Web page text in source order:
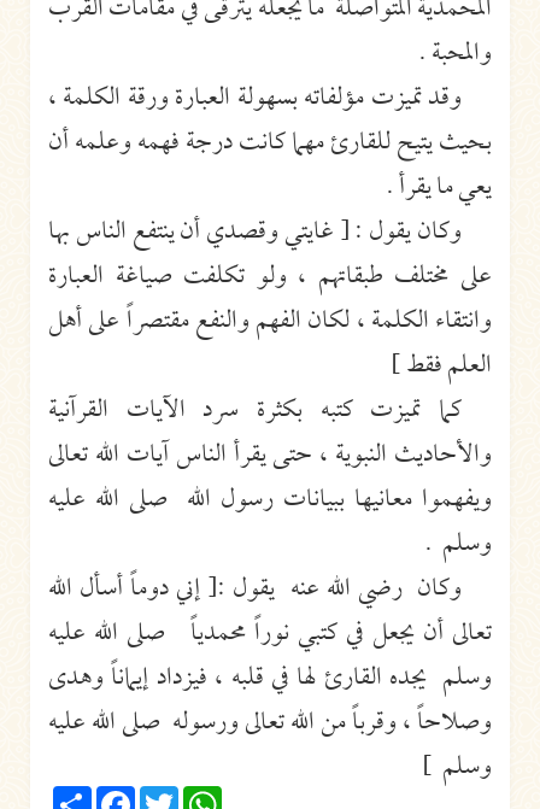
والمحبة .
وقد تميزت مؤلفاته بسهولة العبارة ورقة الكلمة ،
بحيث يتيح للقارئ مهما كانت درجة فهمه وعلمه أن
يعي ما يقرأ .
وكان يقول : [ غايتي وقصدي أن ينتفع الناس بها
على مختلف طبقاتهم ، ولو تكلفت صياغة العبارة
وانتقاء الكلمة ، لكان الفهم والنفع مقتصراً على أهل
العلم فقط ]
كما تميزت كتبه بكثرة سرد الآيات القرآنية
والأحاديث النبوية ، حتى يقرأ الناس آيات الله تعالى
ويفهموا معانيها ببيانات رسول الله صلى الله عليه
وسلم .
وكان رضي الله عنه يقول :[ إني دوماً أسأل الله
تعالى أن يجعل في كتبي نوراً محمدياً صلى الله عليه
وسلم يجده القارئ لها في قلبه ، فيزداد إيماناً وهدى
وصلاحاً ، وقرباً من الله تعالى ورسوله صلى الله عليه
وسلم ]
Share
FacebookTwitter
WhatsApp